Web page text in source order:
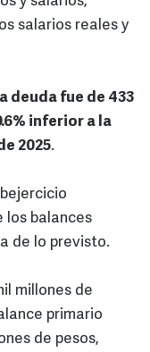
salarios reales y
deuda fue de 433
inferior a la
2025.
los balances
de lo previsto.
millones de
primario
de pesos,